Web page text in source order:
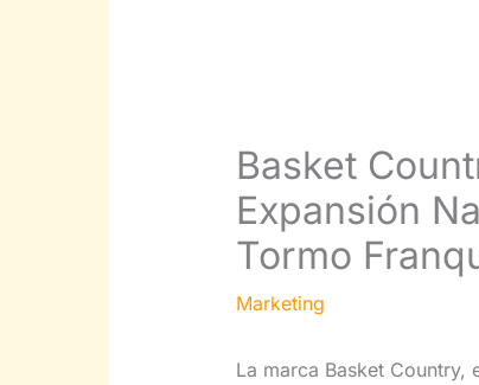
Basket
Expansión
Tormo
Marketing
La marca Basket